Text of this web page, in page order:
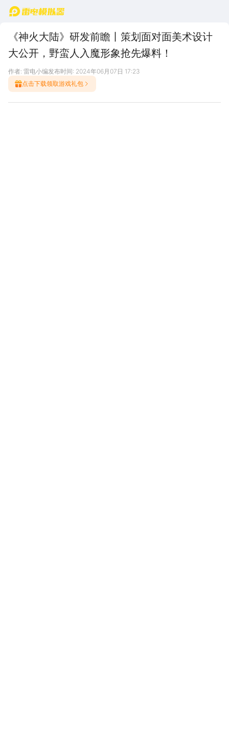
首页
《神火大陆》研发前瞻丨策划面对面美术设计
大公开，野蛮人入魔形象抢先爆料！
作者: 雷电小编发布时间: 2024年06月07日 17:23
点击下载领取游戏礼包